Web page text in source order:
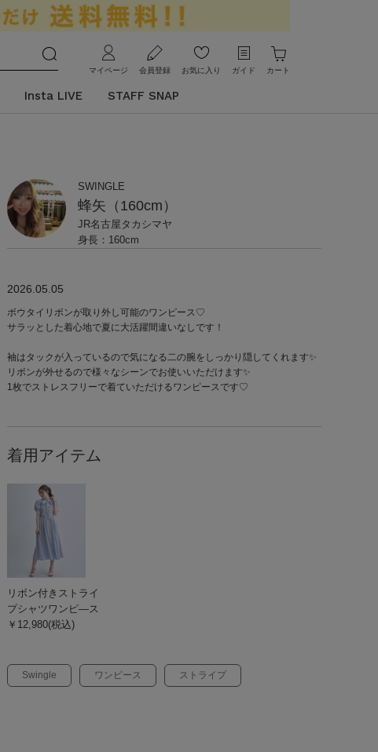
マイページ 会員登録 お気に入り ガイド カート
Insta LIVE STAFF SNAP
2026.05.05
SWINGLE
JR名古屋タカシマヤ
蜂矢（160cm）
身長：160cm
ボウタイリボンが取り外し可能のワンピース♡
サラッとした着心地で夏に大活躍間違いなしです！
袖はタックが入っているので気になる二の腕をしっかり隠してくれます✨
リボンが外せるので様々なシーンでお使いいただけます✨
1枚でストレスフリーで着ていただけるワンピースです♡
Swingle ワンピース ストライプ
着用アイテム
リボン付きストライ
プシャツワンピ―ス
￥12,980(税込)